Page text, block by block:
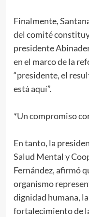
Finalmente,
del comité
presidente
en el marco de la
“presidente, el
está aquí”.
*Un compromiso
En tanto, la
Salud Mental y
Fernández, afirmó
organismo
dignidad humana,
fortalecimiento de